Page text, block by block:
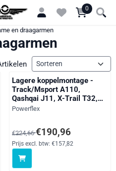
gesloten. 0
en draagarmen
Sorteermethode
btw: 143,48
Lagere koppelmontage -
Track/Msport A110,
Qashqai J11, X-Trail T32,
Espace V, Kadjar, Koleos II,
Merk:
Powerflex
Van 224,66 voor 190,96,
€224,66€190,96
Prijs excl. btw: €157,82